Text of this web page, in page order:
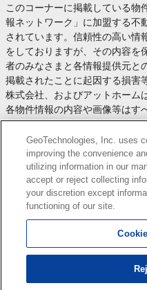
このコーナーに掲載している物
報ネットワーク」に加盟する不
されています。信頼性の高い情
をしておりますが、その内容を
者のみなさまと各情報提供元と
掲載されたことに起因する損害
株式会社、およびアットホーム
各物件情報の内容や画像等はす
す。
お取引等（お取引の準備、資金
や契約条件等について、 各情
身でご確認の上、判断してくだ
このコーナーへの物件情報のご
ョン等についての不動産会社様
します。
Copyright(c) At Home Co.,Ltd. このサイトに
はアットホーム（株）またはその情報提供者
GeoTechnologies, Inc. uses
improving the convenience
utilizing information in our
accept or reject collecting
your discretion except
functioning of our site.